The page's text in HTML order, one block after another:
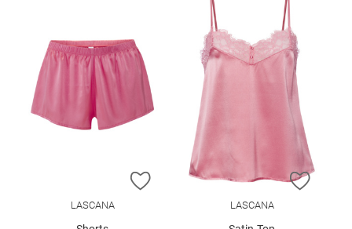
ZUR WUNSCHLISTE HINZUFÜGEN
LASCANA
ZUR
LASCANA